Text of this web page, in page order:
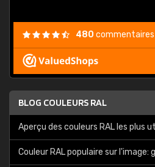
480 commentaires
BLOG COULEURS RAL
Aperçu des couleurs RAL les plus
Couleur RAL populaire sur l'image: